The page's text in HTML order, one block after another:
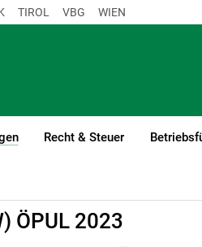
TIROL VBG WIEN
(current)1
Recht & Steuer
ÖPUL 2023